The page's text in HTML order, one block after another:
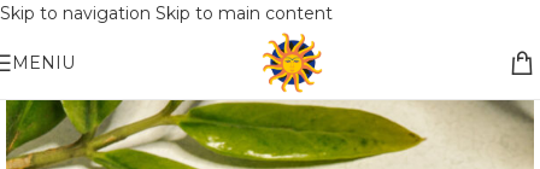
Skip to navigation Skip to main content
Nemokamas pristatymas į paštomatą apsiperkant už 30€!!
MENIU